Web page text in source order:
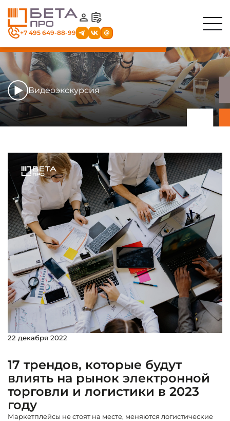
+7 495 649-88-99
Видеоэкскурсия
меню
22 декабря 2022
17 трендов, которые будут
влиять на рынок электронной
торговли и логистики в 2023
году
Маркетплейсы не стоят на месте, меняются логистические